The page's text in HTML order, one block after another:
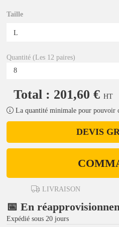
Taille
Quantité (Les 12 paires)
Total : 201,60 € HT
La quantité minimale pour pouvoir
DEVIS
LIVRAISON
📅 En
Expédié sous 20 jours